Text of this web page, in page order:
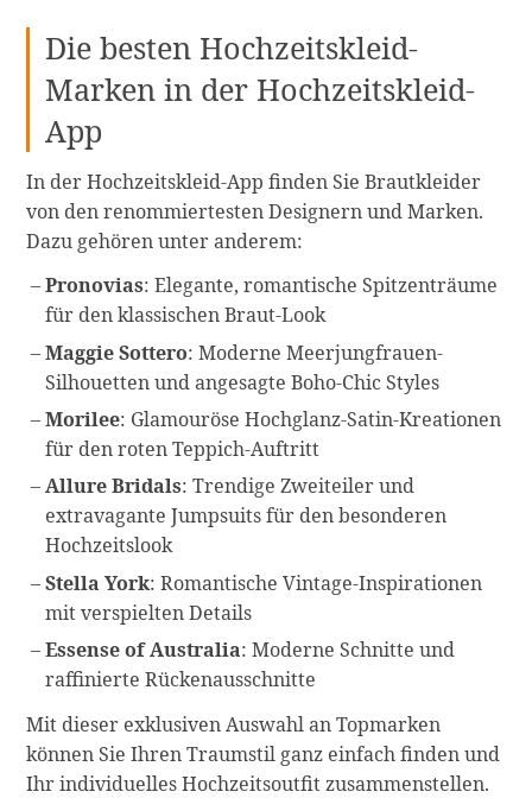
Die besten Hochzeitskleid-
Marken in der Hochzeitskleid-
App
In der Hochzeitskleid-App finden Sie Brautkleider
von den renommiertesten Designern und Marken.
Dazu gehören unter anderem:
Pronovias: Elegante, romantische Spitzenträume
für den klassischen Braut-Look
Maggie Sottero: Moderne Meerjungfrauen-
Silhouetten und angesagte Boho-Chic Styles
Morilee: Glamouröse Hochglanz-Satin-Kreationen
für den roten Teppich-Auftritt
Allure Bridals: Trendige Zweiteiler und
extravagante Jumpsuits für den besonderen
Hochzeitslook
Stella York: Romantische Vintage-Inspirationen
mit verspielten Details
Essense of Australia: Moderne Schnitte und
raffinierte Rückenausschnitte
Mit dieser exklusiven Auswahl an Topmarken
können Sie Ihren Traumstil ganz einfach finden und
Ihr individuelles Hochzeitsoutfit zusammenstellen.